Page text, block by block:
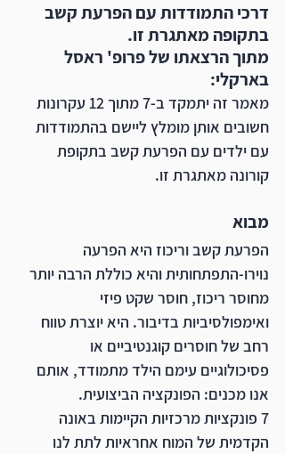
דרכי התמודדות עם הפרעת קשב
בתקופה מאתגרת זו.
מתוך הרצאתו של פרופ' ראסל
בארקלי:
מאמר זה יתמקד ב-7 מתוך 12 עקרונות
חשובים אותן מומלץ ליישם בהתמודדות
עם ילדים עם הפרעת קשב בתקופת
קורונה מאתגרת זו.
מבוא
הפרעת קשב וריכוז היא הפרעה
נוירו-התפתחותית והיא כוללת הרבה יותר
מחוסר ריכוז, חוסר שקט פיזי
ואימפולסיביות בדיבור. היא יוצרת טווח
רחב של חוסרים קוגנטיביים או
פסיכולוגיים עימם הילד מתמודד, אותם
אנו מכנים: הפונקציה הביצועית.
7 פונקציות מרכזיות הקיימות באונה
הקדמית של המוח אחראיות לתת לנו